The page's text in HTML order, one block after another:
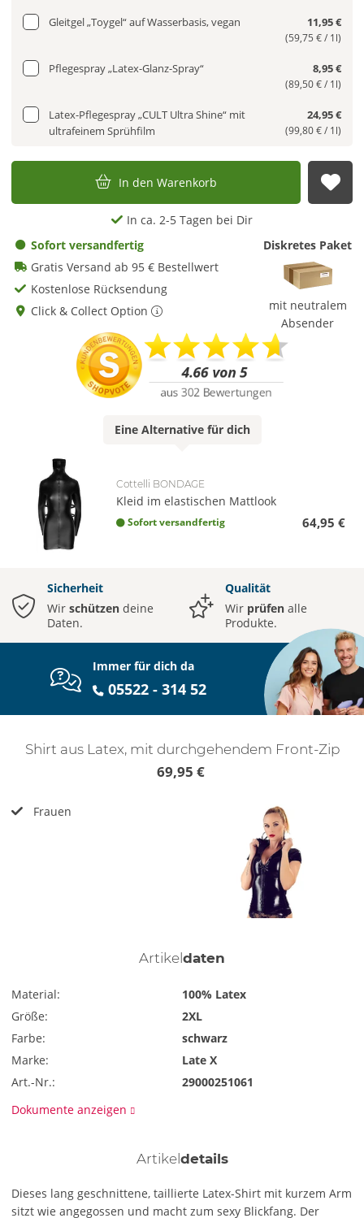
Gleitgel „Toygel“ auf Wasserbasis, vegan 11,95 €
(59,75 € / 1l)
Pflegespray „Latex-Glanz-Spray“ 8,95 €
(89,50 € / 1l)
Latex-Pflegespray „CULT Ultra Shine“ mit
ultrafeinem Sprühfilm
24,95 €
(99,80 € / 1l)
In den Warenkorb
In ca. 2-5 Tagen bei Dir
Sofort versandfertig
Gratis Versand ab 95 € Bestellwert
Kostenlose Rücksendung
Click & Collect Option
Diskretes Paket
mit neutralem
Absender
Eine Alternativefür dich
Cottelli BONDAGE
Kleid im elastischen Mattlook
Sofort versandfertig 64,95 €
Sicherheit
Wir schützen deine
Daten.
Qualität
Wir prüfen alle
Produkte.
Immer für dich da
05522 - 314 52
Shirt aus Latex, mit durchgehendem Front-Zip
69,95 €
Frauen
Artikeldaten
Material:
100% Latex
Größe:
2XL
Farbe:
schwarz
Marke:
Late X
Art.-Nr.:
29000251061
Dokumente anzeigen
Artikeldetails
Dieses lang geschnittene, taillierte Latex-Shirt mit kurzem Arm
sitzt wie angegossen und macht zum sexy Blickfang. Der